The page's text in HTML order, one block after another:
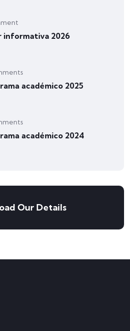
informativa 2026
académico 2025
académico 2024
Our Details